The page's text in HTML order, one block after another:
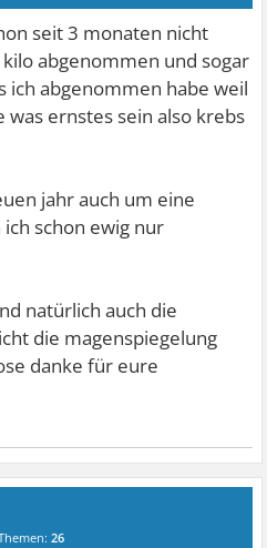
seit 3 monaten nicht
abgenommen und sogar
ich abgenommen habe weil
was ernstes sein also krebs
jahr auch um eine
schon ewig nur
natürlich auch die
die magenspiegelung
danke für eure
26